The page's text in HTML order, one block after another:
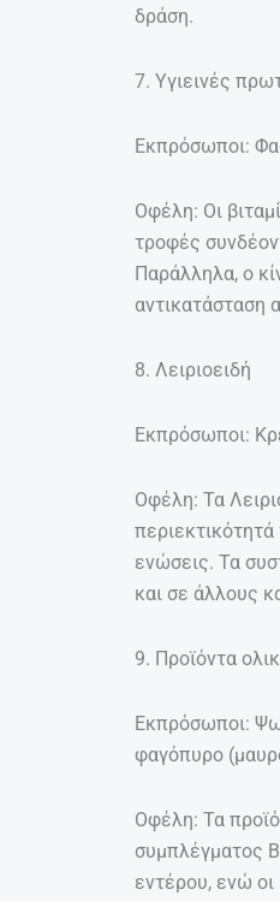
δράση.
7. Υγιεινές
Εκπρόσωποι:
Οφέλη: Οι
τροφές
Παράλληλα, ο
αντικατάσταση
8. Λειριοειδή
Εκπρόσωποι:
Οφέλη: Τα
ενώσεις. Τα
και σε άλλους
9. Προϊόντα
Εκπρόσωποι:
φαγόπυρο
Οφέλη: Τα
συμπλέγματος
εντέρου, ενώ οι